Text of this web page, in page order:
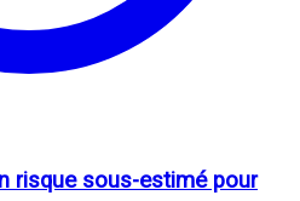
risque sous-estimé pour